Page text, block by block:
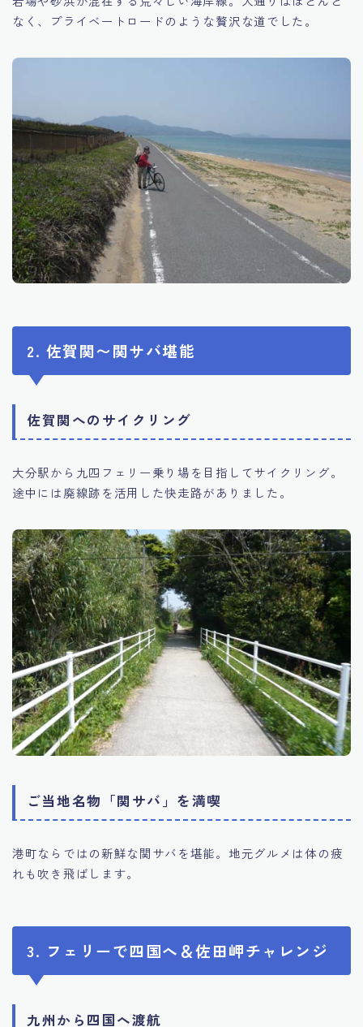
なく、プライベートロードのような贅沢な道でした。
2. 佐賀関〜関サバ堪能
佐賀関へのサイクリング
大分駅から九四フェリー乗り場を目指してサイクリング。
途中には廃線跡を活用した快走路がありました。
ご当地名物「関サバ」を満喫
港町ならではの新鮮な関サバを堪能。地元グルメは体の疲
れも吹き飛ばします。
3. フェリーで四国へ＆佐田岬チャレンジ
九州から四国へ渡航